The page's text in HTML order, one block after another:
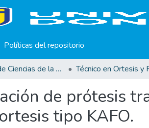
Políticas del repositorio
Facultad de Ciencias de la Rehabilitación
de prótesis
tipo KAFO.